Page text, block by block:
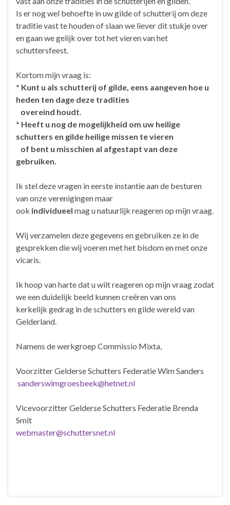
Is er nog wel behoefte in uw gilde of schutterij om deze
traditie vast te houden of slaan we liever dit stukje over
en gaan we gelijk over tot het vieren van het
schuttersfeest.
Kortom mijn vraag is:
* Kunt u als schutterij of gilde, eens aangeven hoe u
heden ten dage deze tradities
overeind houdt.
* Heeft u nog de mogelijkheid om uw heilige
schutters en gilde heilige missen te vieren
of bent u misschien al afgestapt van deze
gebruiken.
Ik stel deze vragen in eerste instantie aan de besturen
van onze verenigingen maar
ook individueel mag u natuurlijk reageren op mijn vraag.
Wij verzamelen deze gegevens en gebruiken ze in de
gesprekken die wij voeren met het bisdom en met onze
vicaris.
Ik hoop van harte dat u wilt reageren op mijn vraag zodat
we een duidelijk beeld kunnen creëren van ons
kerkelijk gedrag in de schutters en gilde wereld van
Gelderland.
Namens de werkgroep Commissio Mixta,
Voorzitter Gelderse Schutters Federatie Wim Sanders
sanderswimgroesbeek@hetnet.nl
Vicevoorzitter Gelderse Schutters Federatie Brenda
Smit
webmaster@schuttersnet.nl